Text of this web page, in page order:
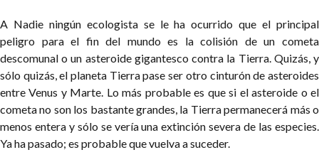
A Nadie ningún ecologista se le ha ocurrido que el principal
peligro para el fin del mundo es la colisión de un cometa
descomunal o un asteroide gigantesco contra la Tierra. Quizás, y
sólo quizás, el planeta Tierra pase ser otro cinturón de asteroides
entre Venus y Marte. Lo más probable es que si el asteroide o el
cometa no son los bastante grandes, la Tierra permanecerá más o
menos entera y sólo se vería una extinción severa de las especies.
Ya ha pasado; es probable que vuelva a suceder.